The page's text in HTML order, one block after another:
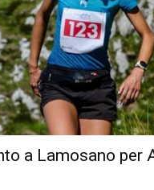
a Lamosano per